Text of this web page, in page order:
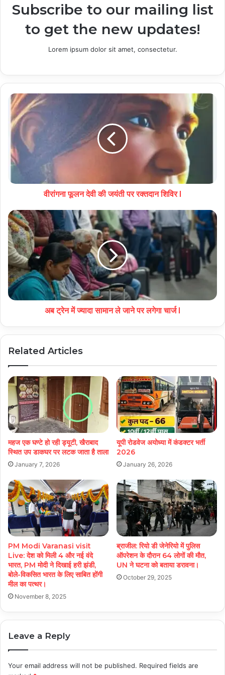
Subscribe to our mailing list
to get the new updates!
Lorem ipsum dolor sit amet, consectetur.
वीरांगना फूलन देवी की जयंती पर रक्तदान शिविर l
अब ट्रेन में ज्यादा सामान ले जाने पर लगेगा चार्ज l
Related Articles
महज एक घण्टे हो रही ड्यूटी, खैराबाद
स्थित उप डाकघर पर लटक जाता है ताला
January 7, 2026
यूपी रोडवेज अयोध्या में कंडक्टर भर्ती
2026
January 26, 2026
PM Modi Varanasi visit
Live: देश को मिली 4 और नई वंदे
भारत, PM मोदी ने दिखाई हरी झंडी,
बोले-विकसित भारत के लिए साबित होंगी
मील का पत्थर।
November 8, 2025
ब्राजील: रियो डी जेनेरियो में पुलिस
ऑपरेशन के दौरान 64 लोगों की मौत,
UN ने घटना को बताया डरावना।
October 29, 2025
Leave a Reply
Your email address will not be published. Required fields are